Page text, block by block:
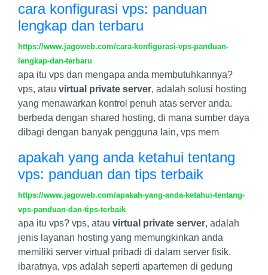
cara konfigurasi vps: panduan
lengkap dan terbaru
https://www.jagoweb.com/cara-konfigurasi-vps-panduan-
lengkap-dan-terbaru
apa itu vps dan mengapa anda membutuhkannya?
vps, atau virtual private server, adalah solusi hosting
yang menawarkan kontrol penuh atas server anda.
berbeda dengan shared hosting, di mana sumber daya
dibagi dengan banyak pengguna lain, vps mem
apakah yang anda ketahui tentang
vps: panduan dan tips terbaik
https://www.jagoweb.com/apakah-yang-anda-ketahui-tentang-
vps-panduan-dan-tips-terbaik
apa itu vps? vps, atau virtual private server, adalah
jenis layanan hosting yang memungkinkan anda
memiliki server virtual pribadi di dalam server fisik.
ibaratnya, vps adalah seperti apartemen di gedung